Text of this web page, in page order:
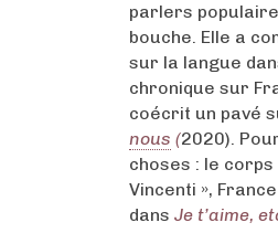
parlers
bouche. Elle a
sur la langue
chronique sur
coécrit un pavé
nous (2020).
choses : le corps
Vincenti »,
dans Je t’aime,